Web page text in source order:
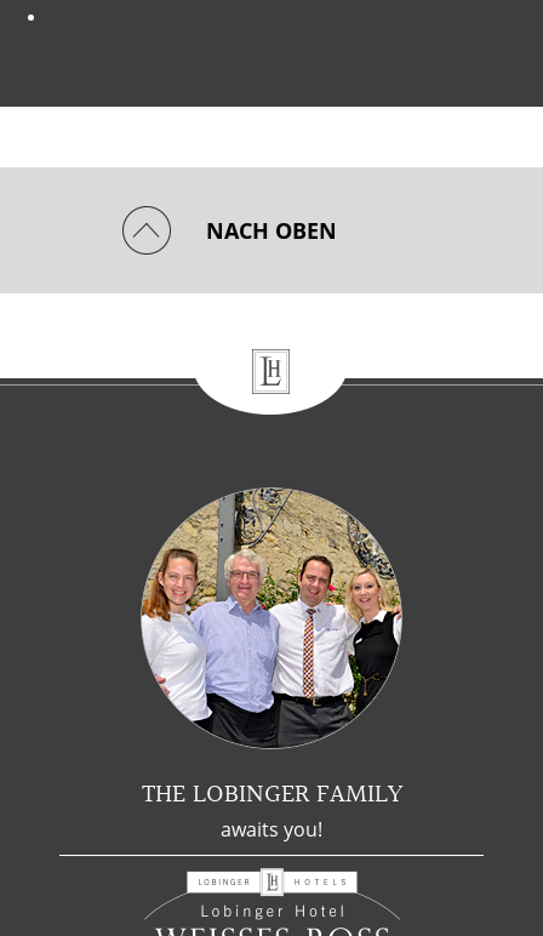
NACH OBEN
THE LOBINGER FAMILY
awaits you!